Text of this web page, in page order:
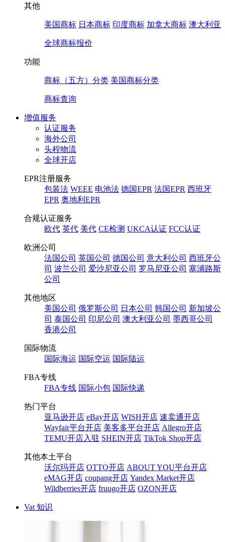
其他
美国商标 日本商标 印度商标 加拿大商标 澳大利亚
全球商标报价
功能
商标（五方）分类 美国商标分类
商标查询
增值服务
认证服务
海外公司
头程物流
全球开店
EPR注册服务
包装法 WEEE 电池法 德国EPR 法国EPR 西班牙
EPR 奥地利EPR
合规认证服务
欧代 英代 美代 CE检测 UKCA认证 FCC认证
欧洲公司
法国公司 英国公司 德国公司 意大利公司 西班牙公
司 波兰公司 爱沙尼亚公司 罗马尼亚公司 塞浦路斯
公司
其他地区
美国公司 俄罗斯公司 日本公司 韩国公司 新加坡公
司 泰国公司 印尼公司 澳大利亚公司 墨西哥公司
香港公司
国际物流
国际海运 国际空运 国际陆运
FBA专线
FBA专线 国际小包 国际快递
热门平台
亚马逊开店 eBay开店 WISH开店 速卖通开店
Wayfair平台开店 美客多平台开店 Allegro开店
TEMU开店入驻 SHEIN开店 TikTok Shop开店
其他本土平台
沃尔玛开店 OTTO开店 ABOUT YOU平台开店
eMAG开店 coupang开店 Yandex Market开店
Wildberries开店 fruugo开店 OZON开店
Vat 知识